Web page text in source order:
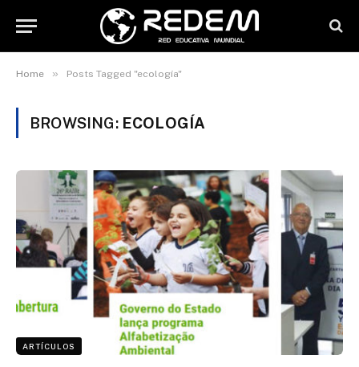
Home » Posts Tagged "ecología"
BROWSING: ECOLOGÍA
ARTÍCULOS